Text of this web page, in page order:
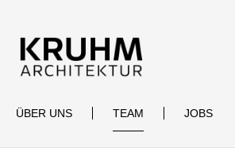
ÜBER UNS TEAM JOBS